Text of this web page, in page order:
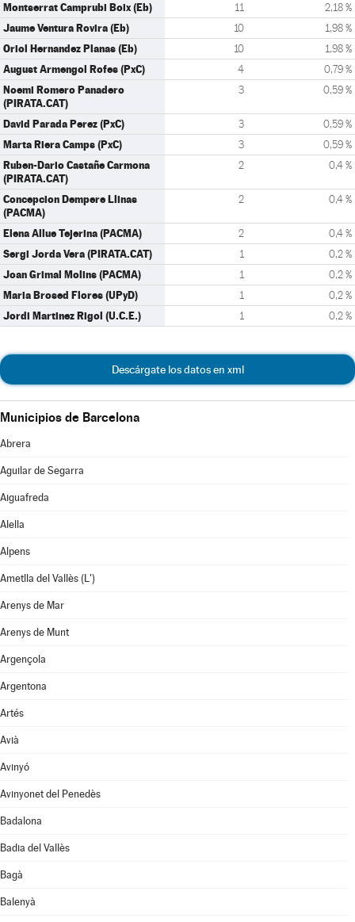
Montserrat Camprubi Boix (Eb) 11 2,18 %
Jaume Ventura Rovira (Eb) 10 1,98 %
Oriol Hernandez Planas (Eb) 10 1,98 %
August Armengol Rofes (PxC) 4 0,79 %
Noemi Romero Panadero
(PIRATA.CAT)
3 0,59 %
David Parada Perez (PxC) 3 0,59 %
Marta Riera Camps (PxC) 3 0,59 %
Ruben-Dario Castañe Carmona
(PIRATA.CAT)
2 0,4 %
Concepcion Dempere Llinas
(PACMA)
2 0,4 %
Elena Allue Tejerina (PACMA) 2 0,4 %
Sergi Jorda Vera (PIRATA.CAT) 1 0,2 %
Joan Grimal Molins (PACMA) 1 0,2 %
Maria Brosed Flores (UPyD) 1 0,2 %
Jordi Martinez Rigol (U.C.E.) 1 0,2 %
Descárgate los datos en xml
Municipios de Barcelona
Abrera
Aguilar de Segarra
Aiguafreda
Alella
Alpens
Ametlla del Vallès (L')
Arenys de Mar
Arenys de Munt
Argençola
Argentona
Artés
Avià
Avinyó
Avinyonet del Penedès
Badalona
Badia del Vallès
Bagà
Balenyà